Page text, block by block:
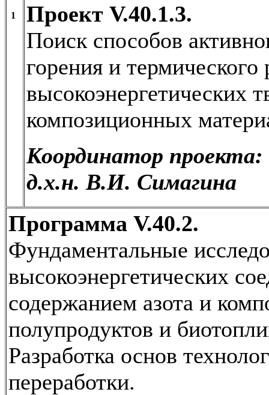
1
Проект V.40.1.3.
Поиск способов
горения и термического
высокоэнергетических
композиционных
Координатор проекта:
д.х.н. В.И. Симагина
Программа V.40.2.
Фундаментальные
высокоэнергетических
содержанием азота и
полупродуктов и
Разработка основ
переработки.